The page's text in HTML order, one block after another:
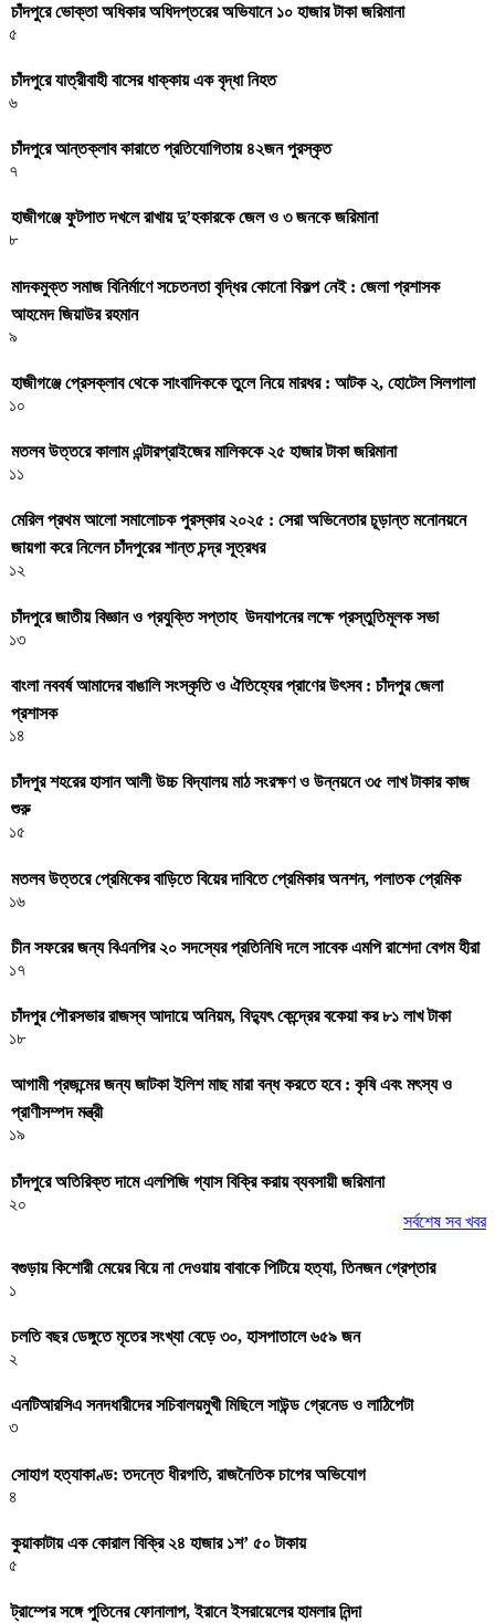
চাঁদপুরে ভোক্তা অধিকার অধিদপ্তরের অভিযানে ১০ হাজার টাকা জরিমানা
৫
চাঁদপুরে যাত্রীবাহী বাসের ধাক্কায় এক বৃদ্ধা নিহত
৬
চাঁদপুরে আন্তক্লাব কারাতে প্রতিযোগিতায় ৪২জন পুরস্কৃত
৭
হাজীগঞ্জে ফুটপাত দখলে রাখায় দু’হকারকে জেল ও ৩ জনকে জরিমানা
৮
মাদকমুক্ত সমাজ বিনির্মাণে সচেতনতা বৃদ্ধির কোনো বিকল্প নেই : জেলা প্রশাসক
আহমেদ জিয়াউর রহমান
৯
হাজীগঞ্জে প্রেসক্লাব থেকে সাংবাদিককে তুলে নিয়ে মারধর : আটক ২, হোটেল সিলগালা
১০
মতলব উত্তরে কালাম এন্টারপ্রাইজের মালিককে ২৫ হাজার টাকা জরিমানা
১১
মেরিল প্রথম আলো সমালোচক পুরস্কার ২০২৫ : সেরা অভিনেতার চূড়ান্ত মনোনয়নে
জায়গা করে নিলেন চাঁদপুরের শান্ত চন্দ্র সূত্রধর
১২
চাঁদপুরে জাতীয় বিজ্ঞান ও প্রযুক্তি সপ্তাহ উদযাপনের লক্ষে প্রস্তুতিমূলক সভা
১৩
বাংলা নববর্ষ আমাদের বাঙালি সংস্কৃতি ও ঐতিহ্যের প্রাণের উৎসব : চাঁদপুর জেলা
প্রশাসক
১৪
চাঁদপুর শহরের হাসান আলী উচ্চ বিদ্যালয় মাঠ সংরক্ষণ ও উন্নয়নে ৩৫ লাখ টাকার কাজ
শুরু
১৫
মতলব উত্তরে প্রেমিকের বাড়িতে বিয়ের দাবিতে প্রেমিকার অনশন, পলাতক প্রেমিক
১৬
চীন সফরের জন্য বিএনপির ২০ সদস্যের প্রতিনিধি দলে সাবেক এমপি রাশেদা বেগম হীরা
১৭
চাঁদপুর পৌরসভার রাজস্ব আদায়ে অনিয়ম, বিদ্যুৎ কেন্দ্রের বকেয়া কর ৮১ লাখ টাকা
১৮
আগামী প্রজন্মের জন্য জাটকা ইলিশ মাছ মারা বন্ধ করতে হবে : কৃষি এবং মৎস্য ও
প্রাণীসম্পদ মন্ত্রী
১৯
চাঁদপুরে অতিরিক্ত দামে এলপিজি গ্যাস বিক্রি করায় ব্যবসায়ী জরিমানা
২০
সর্বশেষ সব খবর
বগুড়ায় কিশোরী মেয়ের বিয়ে না দেওয়ায় বাবাকে পিটিয়ে হত্যা, তিনজন গ্রেপ্তার
১
চলতি বছর ডেঙ্গুতে মৃতের সংখ্যা বেড়ে ৩০, হাসপাতালে ৬৫৯ জন
২
এনটিআরসিএ সনদধারীদের সচিবালয়মুখী মিছিলে সাউন্ড গ্রেনেড ও লাঠিপেটা
৩
সোহাগ হত্যাকাণ্ড: তদন্তে ধীরগতি, রাজনৈতিক চাপের অভিযোগ
৪
কুয়াকাটায় এক কোরাল বিক্রি ২৪ হাজার ১শ’ ৫০ টাকায়
৫
ট্রাম্পের সঙ্গে পুতিনের ফোনালাপ, ইরানে ইসরায়েলের হামলার নিন্দা